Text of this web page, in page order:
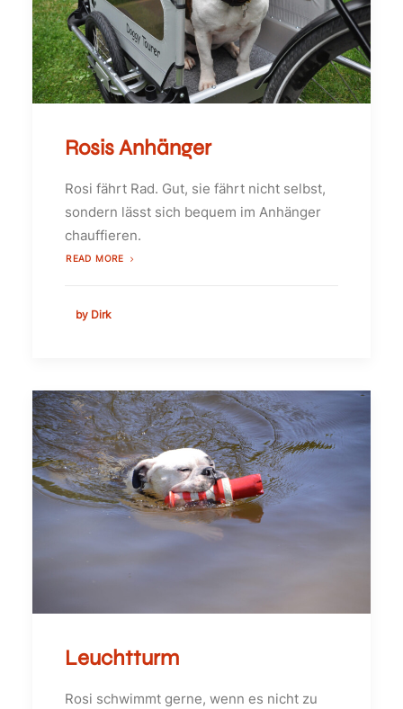
Rosis Anhänger
Rosi fährt Rad. Gut, sie fährt nicht selbst,
sondern lässt sich bequem im Anhänger
chauffieren.
READ MORE
by Dirk
Leuchtturm
Rosi schwimmt gerne, wenn es nicht zu